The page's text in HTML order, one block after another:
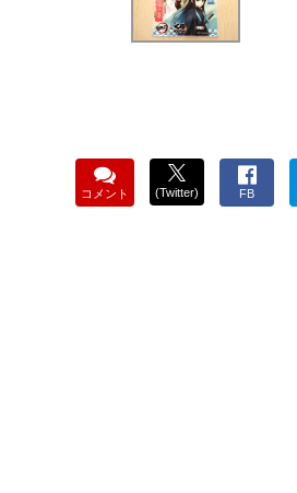
コメント (Twitter) FB